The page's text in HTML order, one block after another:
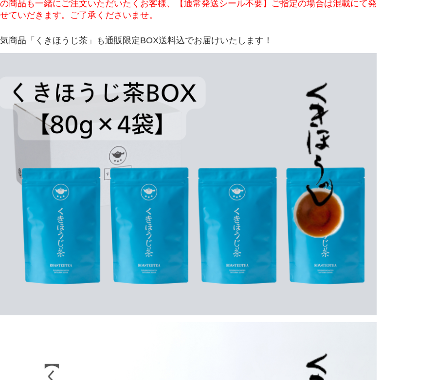
商品も一緒にご注文いただいたくお客様、【通常発送シール不要】ご指定の場合は混載にて発
ていだきます。ご了承くださいませ。
商品「くきほうじ茶」も通販限定BOX送料込でお届けいたします！